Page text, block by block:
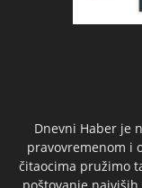
Dnevni Haber je
pravovremenom i
čitaocima pružimo